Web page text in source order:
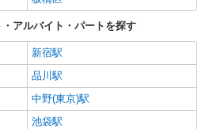
アルバイト・パートを探す
新宿駅
品川駅
中野(東京)駅
池袋駅